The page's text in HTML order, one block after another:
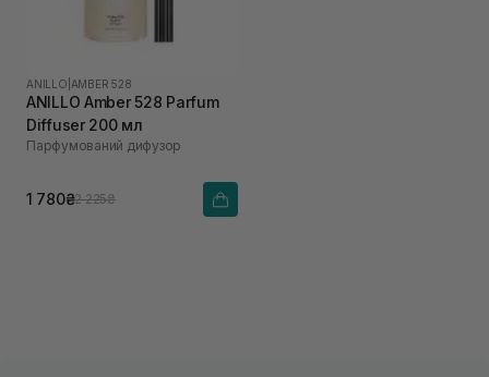
ANILLO AMBER 528
ANILLO Amber 528 Parfum
Diffuser 200 мл
Парфумований дифузор
1 780₴2 225₴